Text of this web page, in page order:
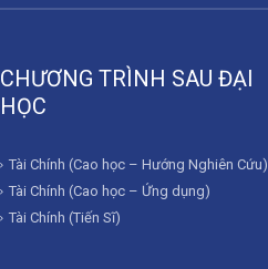
CHƯƠNG TRÌNH SAU ĐẠI
HỌC
Tài Chính (Cao học – Hướng Nghiên Cứu)
Tài Chính (Cao học – Ứng dụng)
Tài Chính (Tiến Sĩ)